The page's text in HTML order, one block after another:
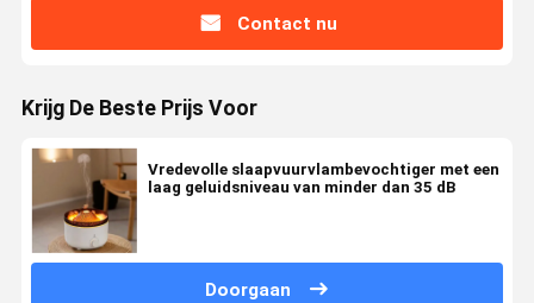
Contact nu
Krijg De Beste Prijs Voor
Vredevolle slaapvuurvlambevochtiger met een
laag geluidsniveau van minder dan 35 dB
Doorgaan